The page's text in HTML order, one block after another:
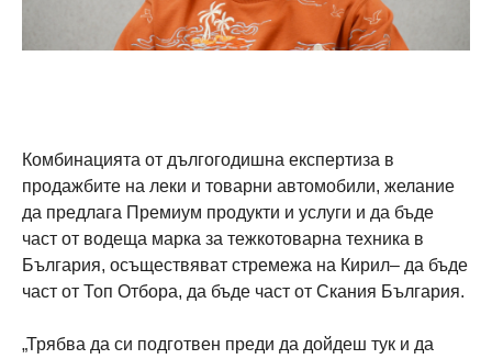
Комбинацията от дългогодишна експертиза в
продажбите на леки и товарни автомобили, желание
да предлага Премиум продукти и услуги и да бъде
част от водеща марка за тежкотоварна техника в
България, осъществяват стремежа на Кирил– да бъде
част от Топ Отбора, да бъде част от Скания България.
„Трябва да си подготвен преди да дойдеш тук и да